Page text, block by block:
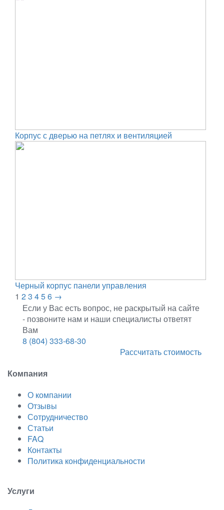
Корпус с дверью на петлях и вентиляцией
Черный корпус панели управления
1 23 456 →
Если у Вас есть вопрос, не раскрытый на сайте
- позвоните нам и наши специалисты ответят
Вам
8 (804) 333-68-30
Рассчитать стоимость
Компания
О компании
Отзывы
Сотрудничество
Статьи
FAQ
Контакты
Политика конфиденциальности
Услуги